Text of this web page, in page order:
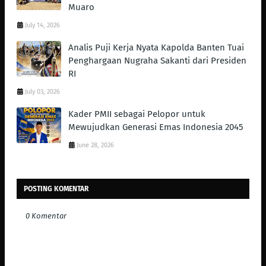
Muaro
July 14, 2026
Analis Puji Kerja Nyata Kapolda Banten Tuai
Penghargaan Nugraha Sakanti dari Presiden
RI
July 03, 2026
Kader PMII sebagai Pelopor untuk
Mewujudkan Generasi Emas Indonesia 2045
June 28, 2026
POSTING KOMENTAR
0 Komentar